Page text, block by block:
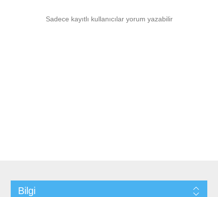
Sadece kayıtlı kullanıcılar yorum yazabilir
Bilgi